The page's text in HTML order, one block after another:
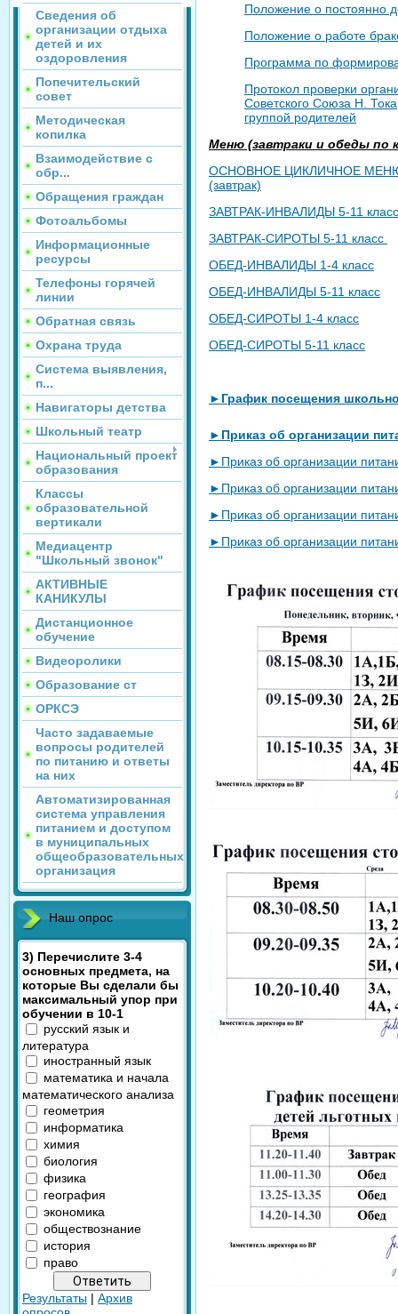
Сведения об
организации отдыха
детей и их
оздоровления
Попечительский
совет
Методическая
копилка
Взаимодействие с
обр...
Обращения граждан
Фотоальбомы
Информационные
ресурсы
Телефоны горячей
линии
Обратная связь
Охрана труда
Система выявления,
п...
Навигаторы детства
Школьный театр
Национальный проект
образования
Классы
образовательной
вертикали
Медиацентр
"Школьный звонок"
АКТИВНЫЕ
КАНИКУЛЫ
Дистанционное
обучение
Видеоролики
Образование ст
ОРКСЭ
Часто задаваемые
вопросы родителей
по питанию и ответы
на них
Автоматизированная
система управления
питанием и доступом
в муниципальных
общеобразовательных
организация
Наш опрос
3) Перечислите 3-4
основных предмета, на
которые Вы сделали бы
максимальный упор при
обучении в 10-1
русский язык и
литература
иностранный язык
математика и начала
математического анализа
геометрия
информатика
химия
биология
физика
география
экономика
обществознание
история
право
Результаты | Архив
Положение о постоянно
Положение о работе
Программа по
Протокол проверки
Советского Союза Н.
группой родителей
Меню (завтраки и обеды по
ОСНОВНОЕ ЦИКЛИЧНОЕ
(завтрак)
ЗАВТРАК-ИНВАЛИДЫ 5-11 класс
ЗАВТРАК-СИРОТЫ 5-11 класс
ОБЕД-ИНВАЛИДЫ 1-4 класс
ОБЕД-ИНВАЛИДЫ 5-11 класс
ОБЕД-СИРОТЫ 1-4 класс
ОБЕД-СИРОТЫ 5-11 класс
►График посещения
►Приказ об организации
►Приказ об организации
►Приказ об организации
►Приказ об организации
►Приказ об организации